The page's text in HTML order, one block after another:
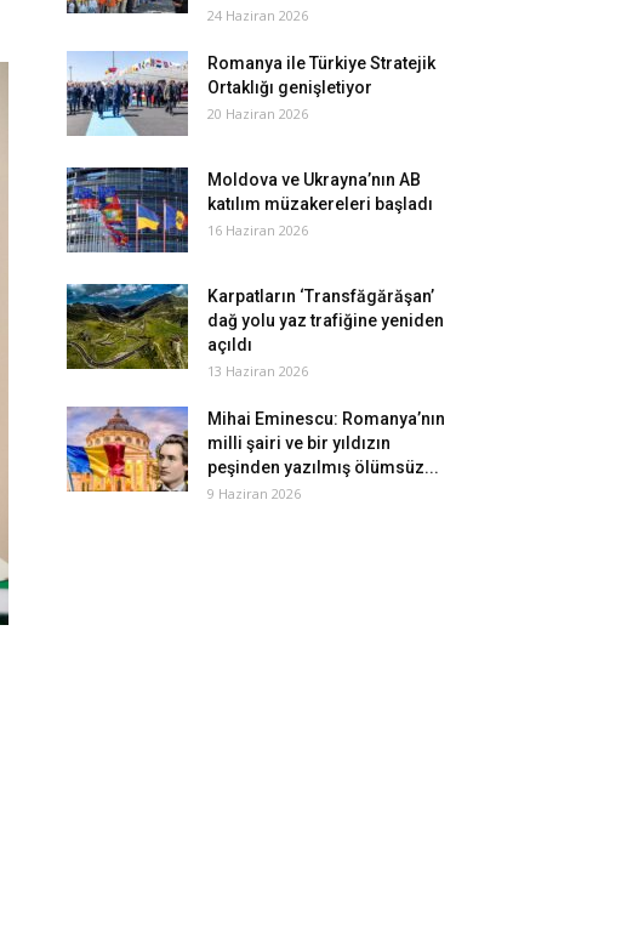
24 Haziran 2026
Romanya ile Türkiye Stratejik
Ortaklığı genişletiyor
20 Haziran 2026
Moldova ve Ukrayna’nın AB
katılım müzakereleri başladı
16 Haziran 2026
Karpatların ‘Transfăgărăşan’
dağ yolu yaz trafiğine yeniden
açıldı
13 Haziran 2026
Mihai Eminescu: Romanya’nın
milli şairi ve bir yıldızın
peşinden yazılmış ölümsüz...
9 Haziran 2026